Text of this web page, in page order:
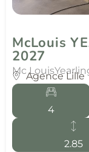
McLouis
2027
Mc Louis
Agence Lille
4
2.85